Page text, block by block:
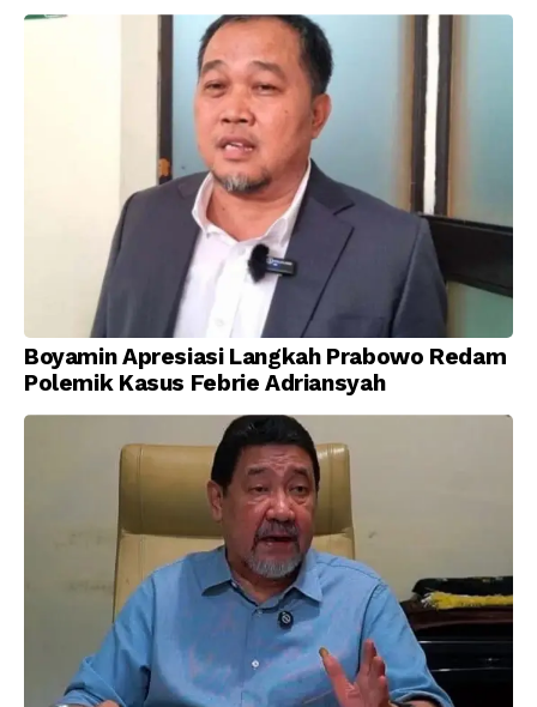
Kemerdekaan Indonesia
Boyamin Apresiasi Langkah Prabowo Redam
Polemik Kasus Febrie Adriansyah